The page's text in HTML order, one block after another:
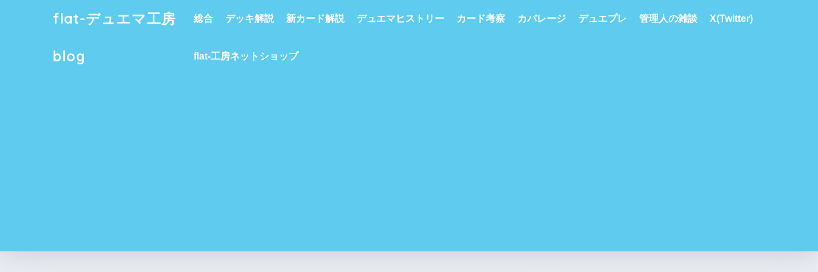
flat-デュエマ工房
blog
総合 デッキ解説 新カード解説 デュエマヒストリー カード考察 カバレージ デュエプレ 管理人の雑談 X(Twitter)
flat-工房ネットショップ